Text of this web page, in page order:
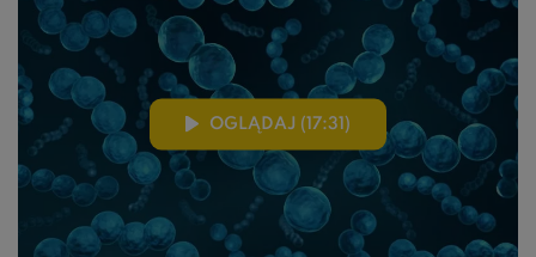
OGLĄDAJ (17:31)